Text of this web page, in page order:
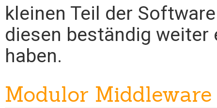
kleinen Teil der
diesen beständig
haben.
Modulor Middleware